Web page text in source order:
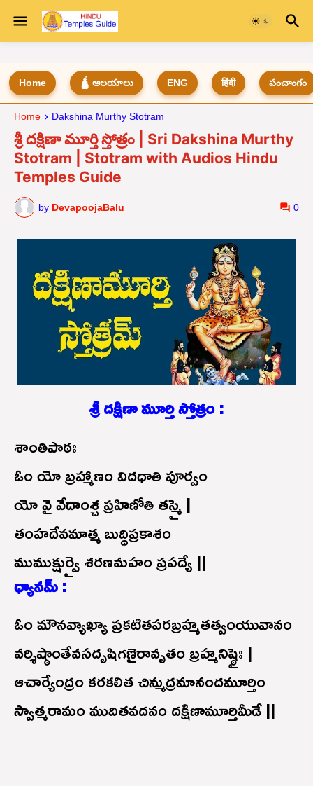
Home 🛕 ఆలయాలు ENG हिंदी పంచాంగం
Home Dakshina Murthy Stotram
శ్రీ దక్షిణా మూర్తి స్తోత్రం | Sri Dakshina Murthy
Stotram | Stotram with Audios Hindu
Temples Guide
by DevapoojaBalu 0
శ్రీ దక్షిణా మూర్తి స్తోత్రం :
శాంతిపాఠః
ఓం యో బ్రహ్మాణం విదధాతి పూర్వం
యో వై వేదాంశ్చ ప్రహిణోతి తస్మై |
తంహదేవమాత్మ బుద్ధిప్రకాశం
ముముక్షుర్వై శరణమహం ప్రపద్యే ||
ధ్యానమ్ :
ఓం మౌనవ్యాఖ్యా ప్రకటితపరబ్రహ్మతత్వంయువానం
వర్శిష్ఠాంతేవసదృషిగణైరావృతం బ్రహ్మనిష్ఠైః |
ఆచార్యేంద్రం కరకలిత చిన్ముద్రమానందమూర్తిం
స్వాత్మరామం ముదితవదనం దక్షిణామూర్తిమీడే ||